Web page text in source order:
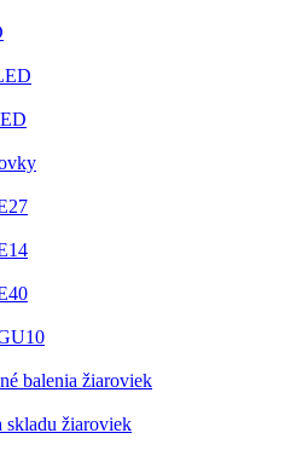
balenia žiaroviek
žiaroviek